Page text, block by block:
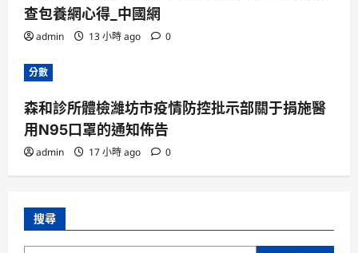
查包養網心得_中國網
admin 13 小時 ago 0
分數
森和診所體檢濰坊市疫情防控批示部關于捐施醫
用N95口罩的通知佈告
admin 17 小時 ago 0
搜尋